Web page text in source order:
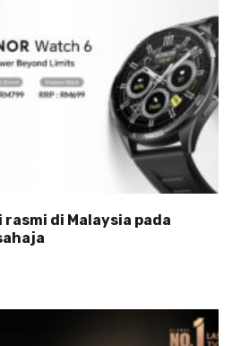
rasmi di Malaysia pada